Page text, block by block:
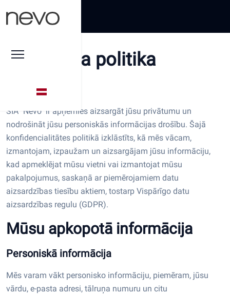
Privātuma politika
Ievads
SIA "Nevo" ir apņēmies aizsargāt jūsu privātumu un
nodrošināt jūsu personiskās informācijas drošību. Šajā
konfidencialitātes politikā izklāstīts, kā mēs vācam,
izmantojam, izpaužam un aizsargājam jūsu informāciju,
kad apmeklējat mūsu vietni vai izmantojat mūsu
pakalpojumus, saskaņā ar piemērojamiem datu
aizsardzības tiesību aktiem, tostarp Vispārīgo datu
aizsardzības regulu (GDPR).
Mūsu apkopotā informācija
Personiskā informācija
Mēs varam vākt personisko informāciju, piemēram, jūsu
vārdu, e-pasta adresi, tālruņa numuru un citu